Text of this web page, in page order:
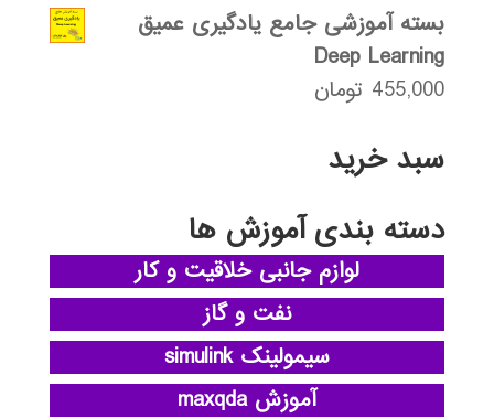
بسته آموزشی جامع یادگیری عمیق
Deep Learning
455,000 تومان
سبد خرید
دسته بندی آموزش ها
لوازم جانبی خلاقیت و کار
نفت و گاز
سیمولینک simulink
آموزش maxqda